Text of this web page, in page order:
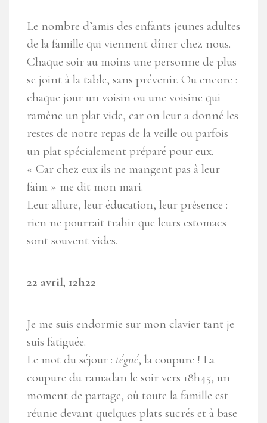
Le nombre d’amis des enfants jeunes adultes
de la famille qui viennent dîner chez nous.
Chaque soir au moins une personne de plus
se joint à la table, sans prévenir. Ou encore :
chaque jour un voisin ou une voisine qui
ramène un plat vide, car on leur a donné les
restes de notre repas de la veille ou parfois
un plat spécialement préparé pour eux.
« Car chez eux ils ne mangent pas à leur
faim » me dit mon mari.
Leur allure, leur éducation, leur présence :
rien ne pourrait trahir que leurs estomacs
sont souvent vides.
22 avril, 12h22
Je me suis endormie sur mon clavier tant je
suis fatiguée.
Le mot du séjour : tégué, la coupure ! La
coupure du ramadan le soir vers 18h45, un
moment de partage, où toute la famille est
réunie devant quelques plats sucrés et à base